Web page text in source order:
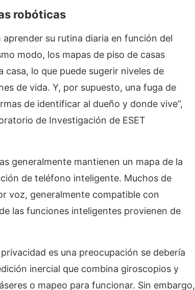
robóticas
su rutina diaria en función del
modo, los mapas de piso de casas
lo que puede sugerir niveles de
de vida. Y, por supuesto, una fuga de
de identificar al dueño y donde vive”,
de Investigación de ESET
generalmente mantienen un mapa de la
de teléfono inteligente. Muchos de
voz, generalmente compatible con
las funciones inteligentes provienen de
es una preocupación se debería
inercial que combina giroscopios y
o mapeo para funcionar. Sin embargo,